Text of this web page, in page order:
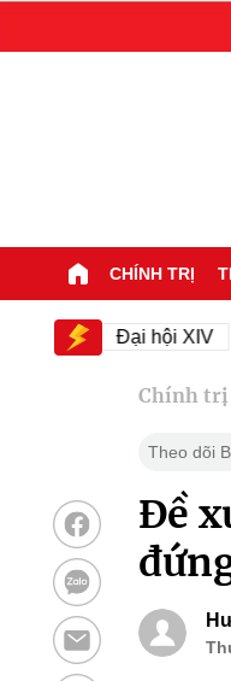
CHÍNH TRỊ
Đại hội XIV
Chính trị
Theo dõi
Đề